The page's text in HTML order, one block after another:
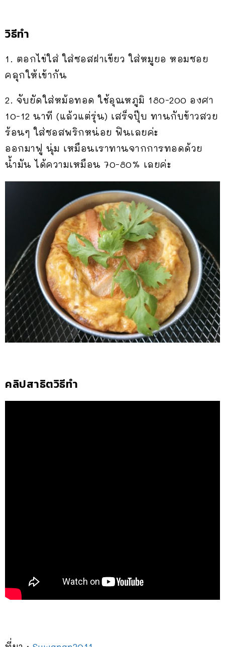
วิธีทำ
1. ตอกไข่ใส่ ใส่ซอสฝาเขียว ใส่หมูยอ หอมซอย
คลุกให้เข้ากัน
2. จับยัดใส่หม้อทอด ใช้อุณหภูมิ 180-200 องศา
10-12 นาที (แล้วแต่รุ่น) เสร็จปุ๊บ ทานกับข้าวสวย
ร้อนๆ ใส่ซอสพริกหน่อย ฟินเลยค่ะ
ออกมาฟู นุ่ม เหมือนเราทานจากการทอดด้วย
น้ำมัน ได้ความเหมือน 70-80% เลยค่ะ
คลิปสาธิตวิธีทำ